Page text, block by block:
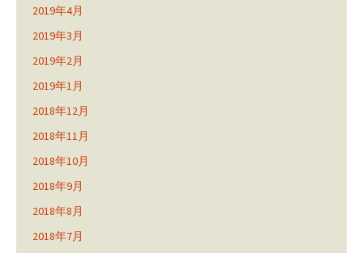
2019年4月
2019年3月
2019年2月
2019年1月
2018年12月
2018年11月
2018年10月
2018年9月
2018年8月
2018年7月